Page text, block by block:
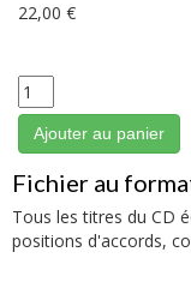
22,00 €
Ajouter au panier
Fichier au
Tous les titres du CD
positions d'accords,